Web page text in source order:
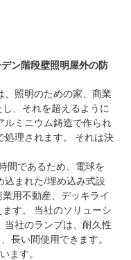
ン階段壁照明屋外の防
、照明のための家、商業
、それを超えるように
ルミニウム鋳造で作られ
処理されます。 それは決
間であるため、電球を
込まれた/埋め込み式設
用不動産、デッキライ
す。 当社のソリューシ
当社のランプは、耐久性
長い間使用できます。
ます。